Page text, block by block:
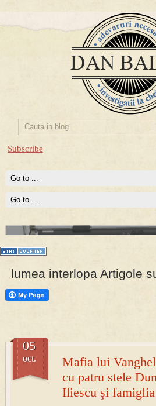
Subscribe
PRESA
Permise pentru vânătoarea de porci în
Prima mea carte publicata (Nemira)
Averea Presedintelui: prima lucrare
conturi secrete ale Securitatii.
lumea interlopa Artigole
Mafia lui
cu patru stele
Iliescu şi
05
oct.